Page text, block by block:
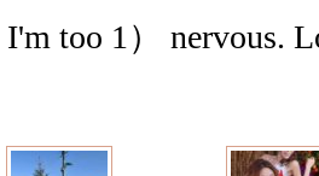
too 1） nervous.